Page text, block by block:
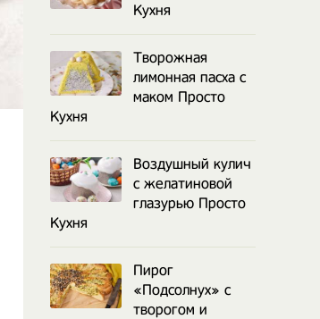
Кухня
Творожная
лимонная пасха с
маком Просто
Кухня
Воздушный кулич
с желатиновой
глазурью Просто
Кухня
Пирог
«Подсолнух» с
творогом и